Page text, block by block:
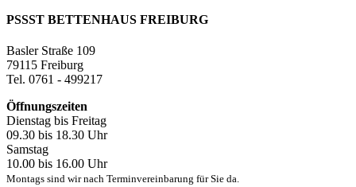
PSSST BETTENHAUS FREIBURG
Basler Straße 109
79115 Freiburg
Tel. 0761 - 499217
Öffnungszeiten
Dienstag bis Freitag
09.30 bis 18.30 Uhr
Samstag
10.00 bis 16.00 Uhr
Montags sind wir nach Terminvereinbarung für Sie da.